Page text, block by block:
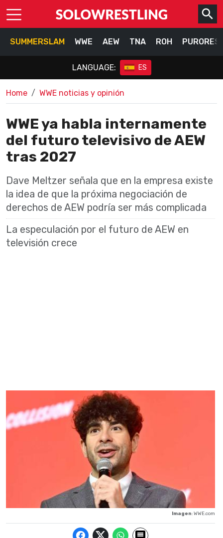
SUMMERSLAM WWE AEW TNA ROH
LANGUAGE: ES
Home WWE noticias y opinión
WWE ya habla internamente
del futuro televisivo de AEW
tras 2027
Dave Meltzer señala que en la empresa existe
la idea de que la próxima negociación de
derechos de AEW podría ser más complicada
La especulación por el futuro de AEW en
televisión crece
Imagen: WWE.com